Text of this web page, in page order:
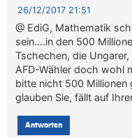
26/12/2017 21:51
@ EdiG, Mathematik
sein….in den 500
Tschechen, die
AFD-Wähler doch wohl
bitte nicht 500
glauben Sie, fällt auf
Antworten